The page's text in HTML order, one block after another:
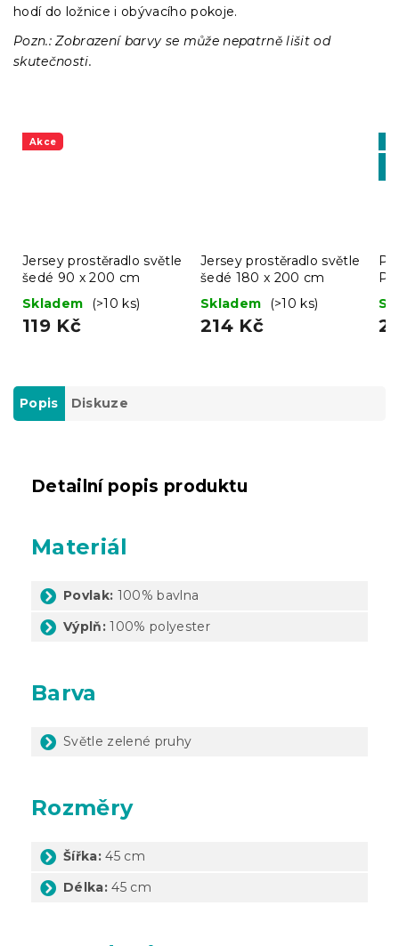
hodí do ložnice i obývacího pokoje.
Pozn.: Zobrazení barvy se může nepatrně lišit od
skutečnosti.
Akce
Jersey prostěradlo světle
šedé 90 x 200 cm
Skladem
(>10 ks)
119 Kč
Jersey prostěradlo světle
šedé 180 x 200 cm
Skladem
(>10 ks)
214 Kč
Popis Diskuze
Detailní popis produktu
Materiál
Povlak: 100% bavlna
Výplň:100% polyester
Barva
Světle zelené pruhy
Rozměry
Šířka: 45 cm
Délka: 45 cm